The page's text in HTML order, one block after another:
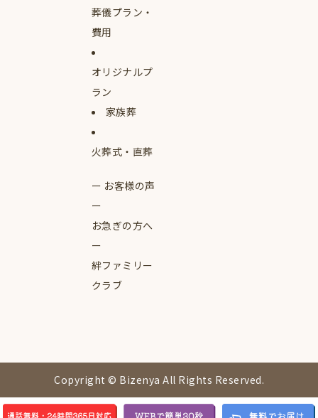
葬儀プラン・
費用
オリジナルプ
ラン
家族葬
火葬式・直葬
お客様の声
お急ぎの方へ
絆ファミリー
クラブ
Copyright © Bizenya All Rights Reserved.